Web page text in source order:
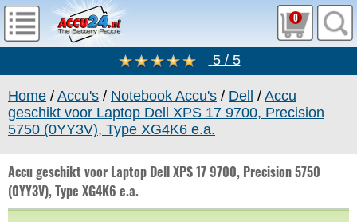
0
5 / 5
Home / Accu's / Notebook Accu's / Dell / Accu
geschikt voor Laptop Dell XPS 17 9700, Precision
5750 (0YY3V), Type XG4K6 e.a.
Accu geschikt voor Laptop Dell XPS 17 9700, Precision 5750
(0YY3V), Type XG4K6 e.a.